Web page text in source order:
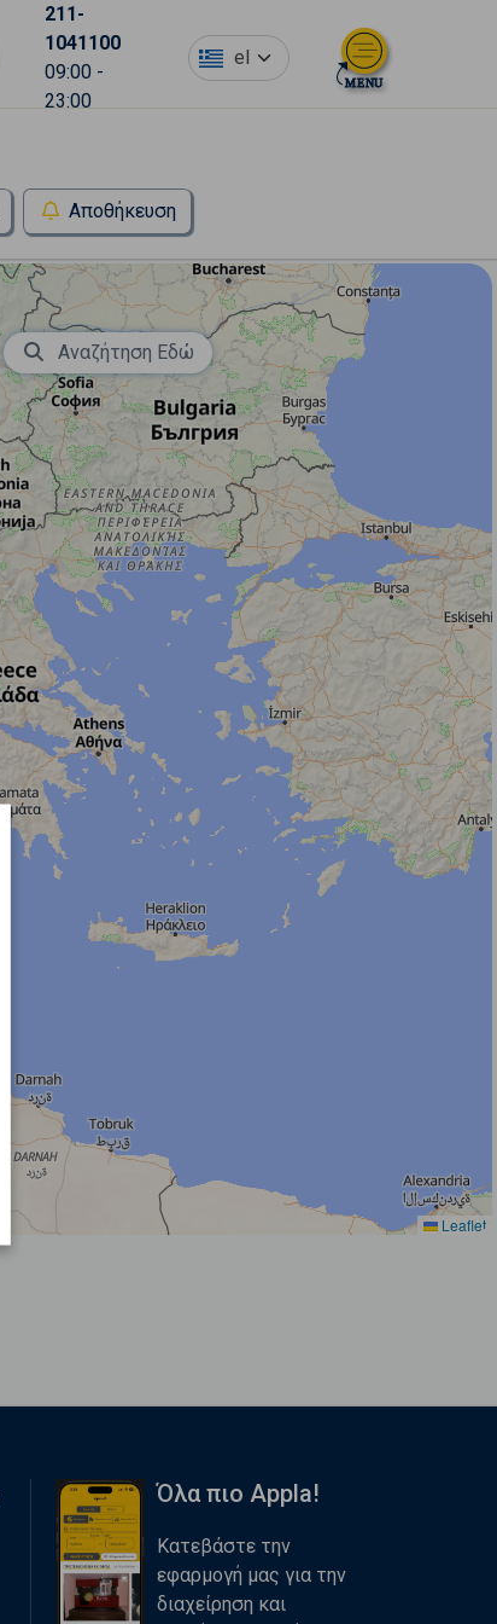
211-
1041100
09:00 -
23:00
el
Αποθήκευση
Leaflet
Αναζήτηση Εδώ
Όλα πιο Appla!
Κατεβάστε την
εφαρμογή μας για την
διαχείρηση και